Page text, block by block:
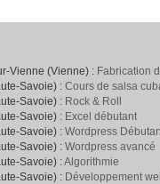
Vienne (Vienne) : Fabrication
Savoie) : Cours de salsa
Savoie) : Rock & Roll
Savoie) : Excel débutant
Savoie) : Wordpress
Savoie) : Wordpress avancé
Savoie) :Algorithmie
Savoie) : Développement